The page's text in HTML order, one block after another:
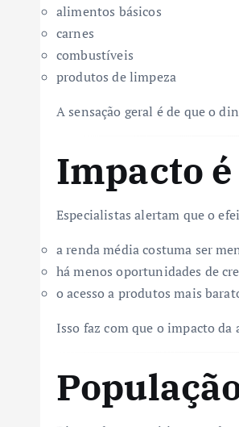
alimentos básicos
carnes
combustíveis
produtos de limpeza
A sensação geral é de que o
Impacto
Especialistas alertam que o
a renda média costuma ser
há menos oportunidades de
o acesso a produtos mais
Isso faz com que o impacto